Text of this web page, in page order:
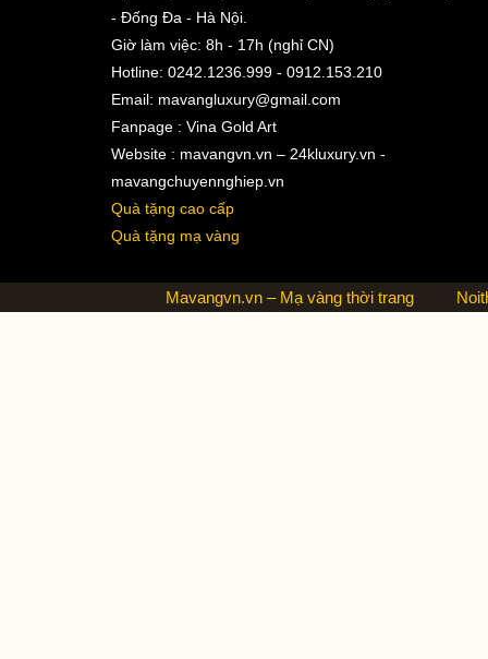
- Đống Đa - Hà Nội.
Giờ làm việc: 8h - 17h (nghỉ CN)
Hotline: 0242.1236.999 - 0912.153.210
Email: mavangluxury@gmail.com
Fanpage : Vina Gold Art
Website : mavangvn.vn – 24kluxury.vn -
mavangchuyennghiep.vn
Quà tặng cao cấp
Quà tặng mạ vàng
Mavangvn.vn – Mạ vàng thời trang